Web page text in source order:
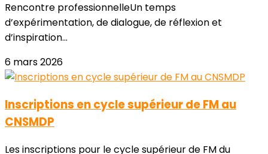
Rencontre professionnelleUn temps
d’expérimentation, de dialogue, de réflexion et
d’inspiration...
6 mars 2026
Inscriptions en cycle supérieur de FM au
CNSMDP
Les inscriptions pour le cycle supérieur de FM du